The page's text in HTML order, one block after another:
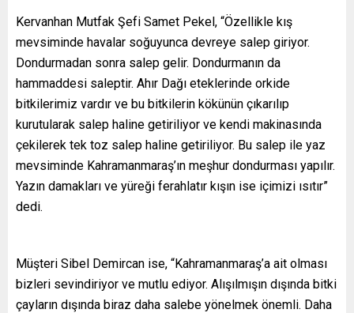
Kervanhan Mutfak Şefi Samet Pekel, “Özellikle kış
mevsiminde havalar soğuyunca devreye salep giriyor.
Dondurmadan sonra salep gelir. Dondurmanın da
hammaddesi saleptir. Ahır Dağı eteklerinde orkide
bitkilerimiz vardır ve bu bitkilerin kökünün çıkarılıp
kurutularak salep haline getiriliyor ve kendi makinasında
çekilerek tek toz salep haline getiriliyor. Bu salep ile yaz
mevsiminde Kahramanmaraş’ın meşhur dondurması yapılır.
Yazın damakları ve yüreği ferahlatır kışın ise içimizi ısıtır”
dedi.
Müşteri Sibel Demircan ise, “Kahramanmaraş’a ait olması
bizleri sevindiriyor ve mutlu ediyor. Alışılmışın dışında bitki
çayların dışında biraz daha salebe yönelmek önemli. Daha